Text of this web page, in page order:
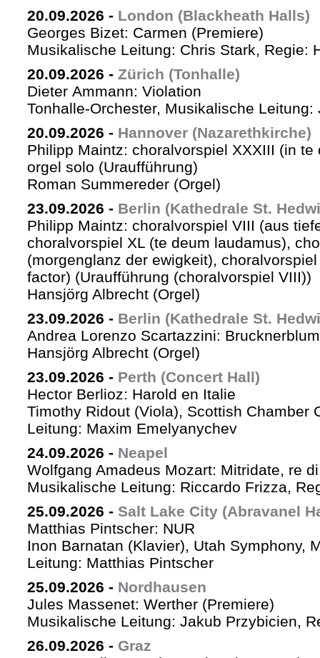
20.09.2026 - London (Blackheath Halls)
Georges Bizet: Carmen (Premiere)
Musikalische Leitung: Chris Stark, Regie:
20.09.2026 - Zürich (Tonhalle)
Dieter Ammann: Violation
Tonhalle-Orchester, Musikalische Leitung:
20.09.2026 - Hannover (Nazarethkirche)
Philipp Maintz: choralvorspiel XXXIII (in te
orgel solo (Uraufführung)
Roman Summereder (Orgel)
23.09.2026 - Berlin (Kathedrale St.
Philipp Maintz: choralvorspiel VIII (aus
choralvorspiel XL (te deum laudamus),
(morgenglanz der ewigkeit),
factor) (Uraufführung (choralvorspiel VIII))
Hansjörg Albrecht (Orgel)
23.09.2026 - Berlin (Kathedrale St.
Andrea Lorenzo Scartazzini:
Hansjörg Albrecht (Orgel)
23.09.2026 - Perth (Concert Hall)
Hector Berlioz: Harold en Italie
Timothy Ridout (Viola), Scottish Chamber
Leitung: Maxim Emelyanychev
24.09.2026 - Neapel
Wolfgang Amadeus Mozart: Mitridate, re
Musikalische Leitung: Riccardo Frizza,
25.09.2026 - Salt Lake City (Abravanel
Matthias Pintscher: NUR
Inon Barnatan (Klavier), Utah Symphony,
Leitung: Matthias Pintscher
25.09.2026 - Nordhausen
Jules Massenet: Werther (Premiere)
Musikalische Leitung: Jakub Przybicien,
26.09.2026 - Graz